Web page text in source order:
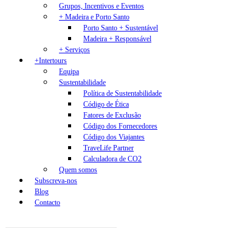
Grupos, Incentivos e Eventos
+ Madeira e Porto Santo
Porto Santo + Sustentável
Madeira + Responsável
+ Serviços
+Intertours
Equipa
Sustentabilidade
Política de Sustentabilidade
Código de Ética
Fatores de Exclusão
Código dos Fornecedores
Código dos Viajantes
TraveLife Partner
Calculadora de CO2
Quem somos
Subscreva-nos
Blog
Contacto